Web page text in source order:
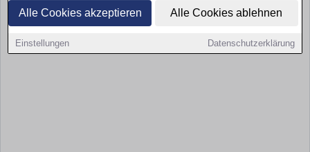
Alle Cookies akzeptieren Alle Cookies ablehnen
Einstellungen Datenschutzerklärung